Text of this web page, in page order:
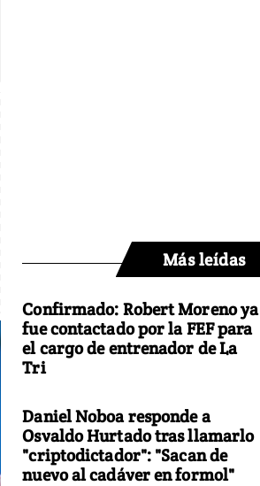
Más leídas
Confirmado: Robert Moreno ya
fue contactado por la FEF para
el cargo de entrenador de La
Tri
Daniel Noboa responde a
Osvaldo Hurtado tras llamarlo
"criptodictador": "Sacan de
nuevo al cadáver en formol"